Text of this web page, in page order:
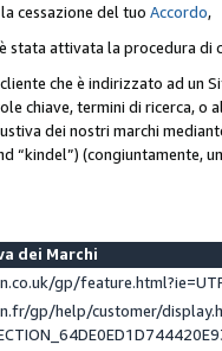
cessazione del tuo Accordo,
stata attivata la procedura di
che è indirizzato ad un
chiave, termini di ricerca,
dei nostri marchi
“kindel”) (congiuntamente,
dei Marchi
gp/
gp/help/customer/